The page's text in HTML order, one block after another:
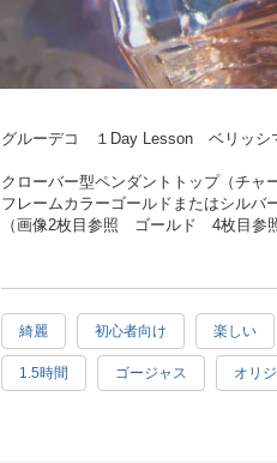
グルーデコ １Day Lesson ベリッシ
クローバー型ペンダントトップ（チャ
フレームカラーゴールドまたはシルバ
（画像2枚目参照 ゴールド 4枚目参
表参道 徒歩3分 みゆき通りを少し入
グルーデコ＆プリザーブドフラワーの
心ばかりですが表参道スイーツ＆テ
接着性のあるパテにスワロフスキー
綺麗 初心者向け 楽しい
1.5時間 ゴージャス オリ